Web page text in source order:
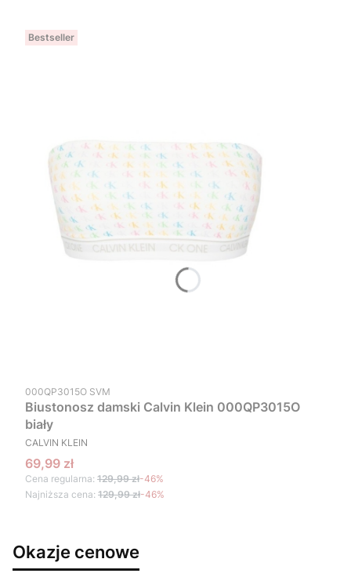
Bestseller
Kod produktu
000QP3015O SVM
Biustonosz damski Calvin Klein 000QP3015O
biały
PRODUCENT
CALVIN KLEIN
Cena promocyjna
69,99 zł
Cena regularna: 129,99 zł-46%
Najniższa cena: 129,99 zł-46%
Okazje cenowe